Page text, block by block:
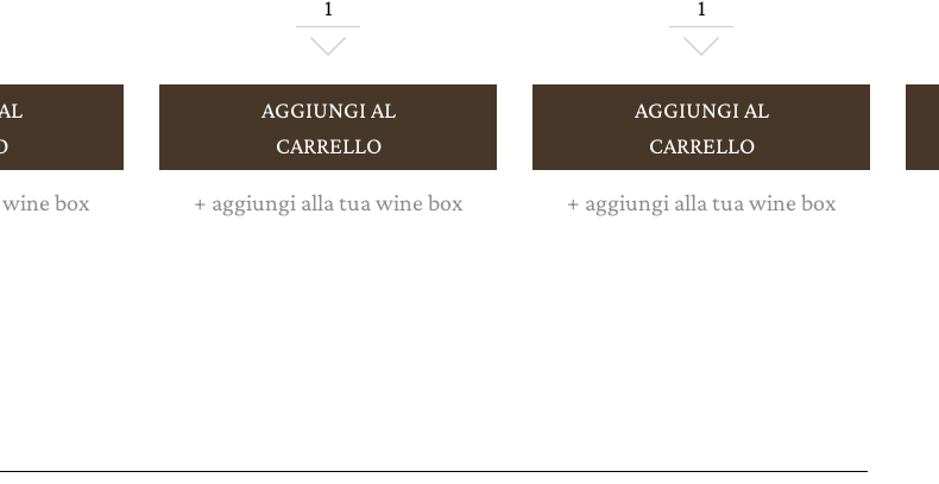
box
AGGIUNGI AL
CARRELLO
+ aggiungi alla tua wine box
AGGIUNGI AL
CARRELLO
+ aggiungi alla tua wine box